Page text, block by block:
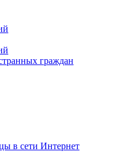
граждан
в сети Интернет